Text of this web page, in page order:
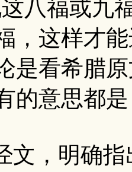
福或九福
，这样才
是看希腊
的意思都
明确指出